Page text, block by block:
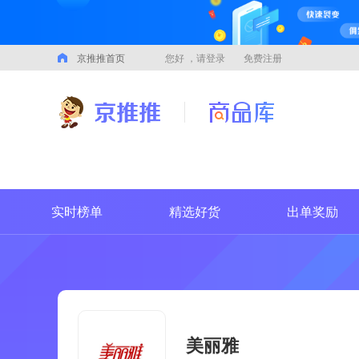
京推推首页 您好 ，请登录 免费注册
实时榜单 精选好货 出单奖励
美丽雅